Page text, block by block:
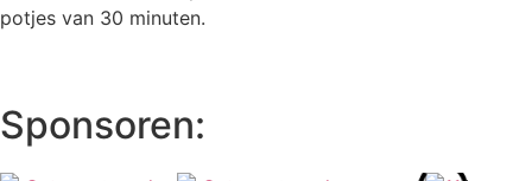
potjes van 30 minuten.
Sponsoren: